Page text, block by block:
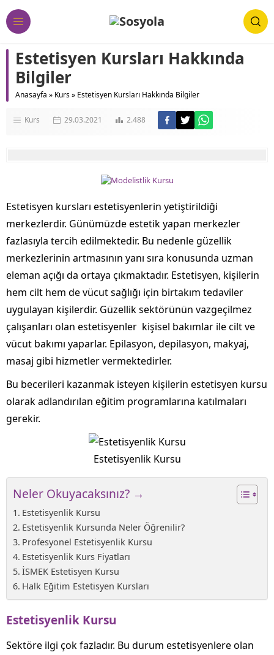
Estetisyen Kursları Hakkında
Bilgiler
Anasayfa » Kurs» Estetisyen Kursları Hakkında Bilgiler
Kurs 29.03.2021 2.488
Estetisyen kursları estetisyenlerin yetiştirildiği
merkezlerdir. Günümüzde estetik yapan merkezler
fazlasıyla tercih edilmektedir. Bu nedenle güzellik
merkezlerinin artmasının yanı sıra konusunda uzman
eleman açığı da ortaya çıkmaktadır. Estetisyen, kişilerin
hem cilt hem de vücut sağlığı için birtakım tedaviler
uygulayan kişilerdir. Güzellik sektörünün vazgeçilmez
çalışanları olan estetisyenler kişisel bakımlar ile cilt ve
vücut bakımı yaparlar. Epilasyon, depilasyon, makyaj,
masaj gibi hizmetler vermektedirler.
Bu becerileri kazanmak isteyen kişilerin estetisyen kursu
olarak adlandırılan eğitim programlarına katılmaları
gerekir.
Estetisyenlik Kursu
Neler Okuyacaksınız? →
Estetisyenlik Kursu
Estetisyenlik Kursunda Neler Öğrenilir?
Profesyonel Estetisyenlik Kursu
Estetisyenlik Kurs Fiyatları
İSMEK Estetisyen Kursu
Halk Eğitim Estetisyen Kursları
Estetisyenlik Kursu
Sektöre ilgi çok fazladır. Bu durum estetisyenlere olan